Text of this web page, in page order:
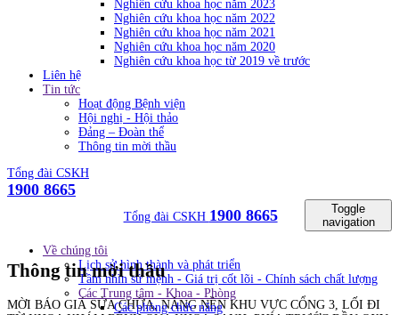
Nghiên cứu khoa học năm 2023
Nghiên cứu khoa học năm 2022
Nghiên cứu khoa học năm 2021
Nghiên cứu khoa học năm 2020
Nghiên cứu khoa học từ 2019 về trước
Liên hệ
Tin tức
Hoạt động Bệnh viện
Hội nghị - Hội thảo
Đảng – Đoàn thể
Thông tin mời thầu
Tổng đài CSKH
1900 8665
Tổng đài CSKH 1900 8665
Toggle
navigation
Về chúng tôi
Lịch sử hình thành và phát triển
Tầm nhìn sứ mệnh - Giá trị cốt lõi - Chính sách chất lượng
Các Trung tâm - Khoa - Phòng
Các phòng chức năng
Thông tin mời thầu
MỜI BÁO GIÁ SỬA CHỮA, NÂNG NỀN KHU VỰC CỔNG 3, LỐI ĐI